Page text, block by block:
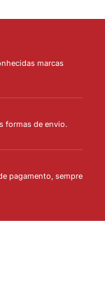
marcas
formas de envio.
pagamento, sempre